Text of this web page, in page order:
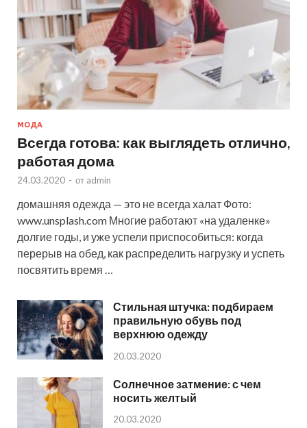
МОДА
Всегда готова: как выглядеть отлично,
работая дома
24.03.2020 - от admin
домашняя одежда — это не всегда халат Фото:
www.unsplash.com Многие работают «на удаленке»
долгие годы, и уже успели приспособиться: когда
перерыв на обед, как распределить нагрузку и успеть
посвятить время …
Стильная штучка: подбираем
правильную обувь под
верхнюю одежду
20.03.2020
Солнечное затмение: с чем
носить желтый
20.03.2020